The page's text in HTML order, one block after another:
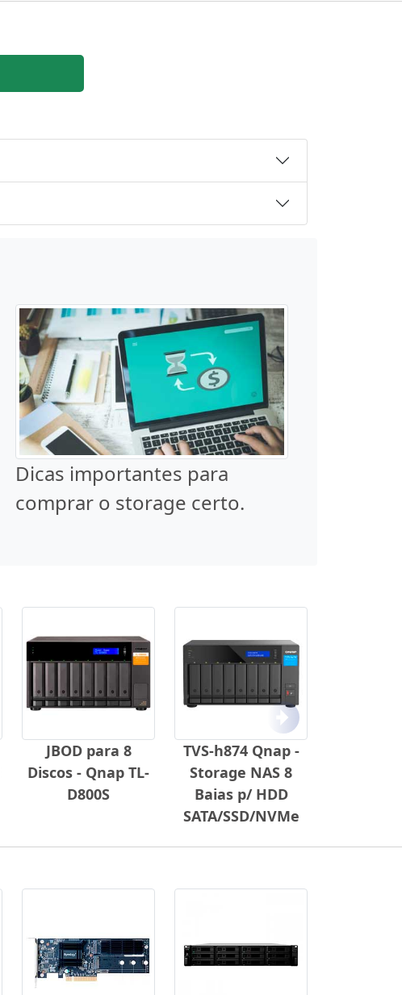
Dicas importantes para
comprar o storage certo.
JBOD para 8
Discos - Qnap TL-
D800S
TVS-h874 Qnap -
Storage NAS 8
Baias p/ HDD
SATA/SSD/NVMe
Próximo